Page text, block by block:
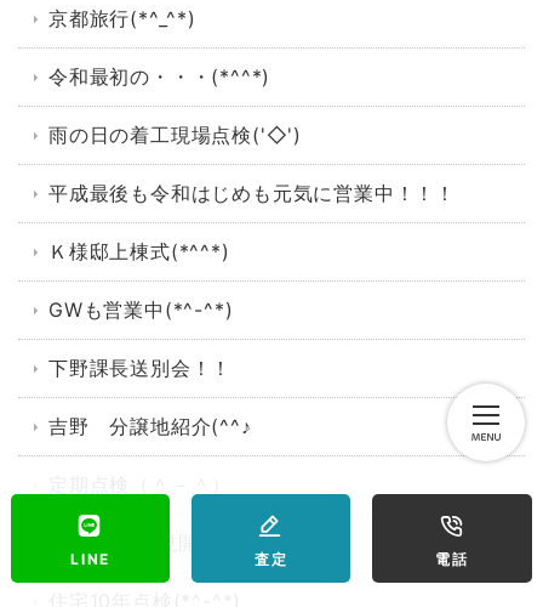
京都旅行(*^_^*)
令和最初の・・・(*^^*)
雨の日の着工現場点検('◇')ゞ
平成最後も令和はじめも元気に営業中！！！
Ｋ様邸上棟式(*^^*)
GWも営業中(*^-^*)
下野課長送別会！！
吉野 分譲地紹介(^^♪
2019 お花見開催(*^-^*)
LINE 査定 電話